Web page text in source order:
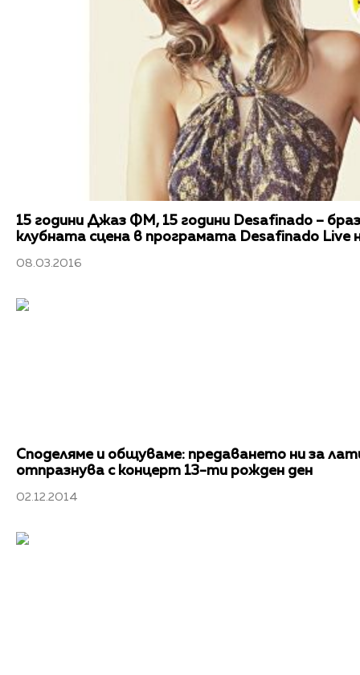
15 години Джаз ФМ, 15 години Desafinado –
клубната сцена в програмата Desafinado
08.03.2016
Споделяме и общуваме: предаването ни за
отпразнува с концерт 13-ти рожден ден
02.12.2014